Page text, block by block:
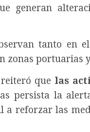
generan
tanto
zonas portuarias
que las
persista la
a reforzar las